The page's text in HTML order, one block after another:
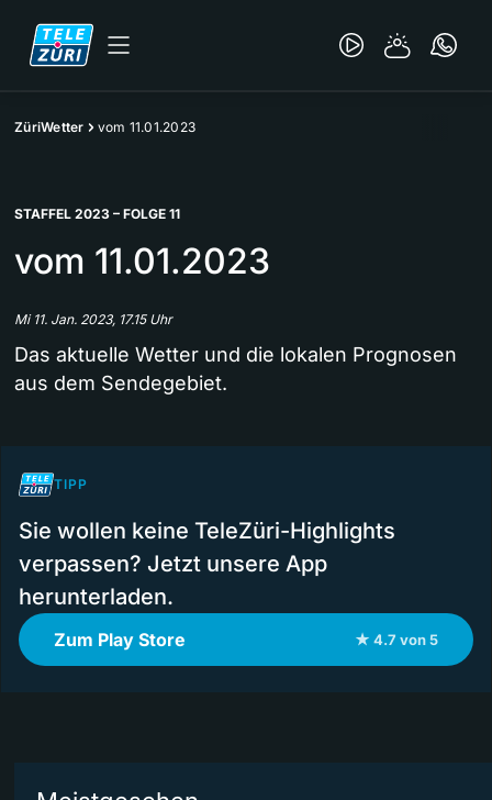
ZüriWetter vom 11.01.2023
STAFFEL 2023 – FOLGE 11
vom 11.01.2023
Mi 11. Jan. 2023, 17.15 Uhr
Das aktuelle Wetter und die lokalen Prognosen
aus dem Sendegebiet.
TIPP
Sie wollen keine TeleZüri-Highlights
verpassen? Jetzt unsere App
herunterladen.
Zum Play Store ★ 4.7 von 5